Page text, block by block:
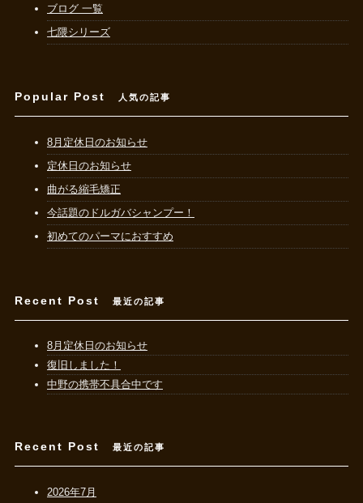
ブログ 一覧
七隈シリーズ
Popular Post 人気の記事
8月定休日のお知らせ
定休日のお知らせ
曲がる縮毛矯正
今話題のドルガバシャンプー！
初めてのパーマにおすすめ
Recent Post 最近の記事
8月定休日のお知らせ
復旧しました！
中野の携帯不具合中です
Recent Post 最近の記事
2026年7月